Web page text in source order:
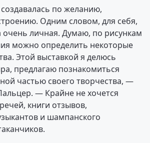
по желанию,
Одним словом, для себя,
очень личная. Думаю, по рисункам
можно определить некоторые
Этой выставкой я делюсь
предлагаю познакомиться
частью своего творчества, —
— Крайне не хочется
книги отзывов,
и шампанского